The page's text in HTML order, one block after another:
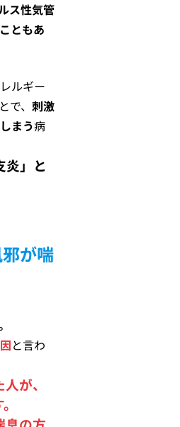
ス性気管
ともあ
ルギー
で、 刺激
まう病
炎」と
が喘
と言わ
が、